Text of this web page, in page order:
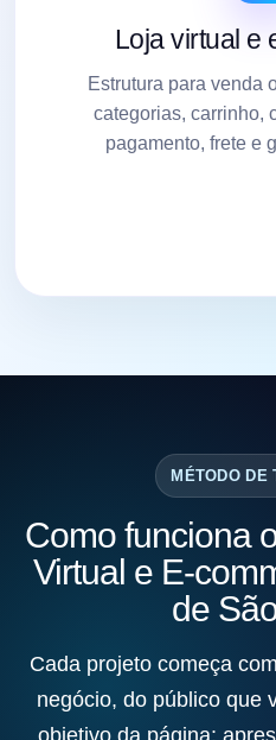
Loja virtual e
Estrutura para venda
categorias, carrinho,
pagamento, frete e
MÉTODO DE
Como funciona
Virtual e E-
de
Cada projeto começa
negócio, do público que
objetivo da página: